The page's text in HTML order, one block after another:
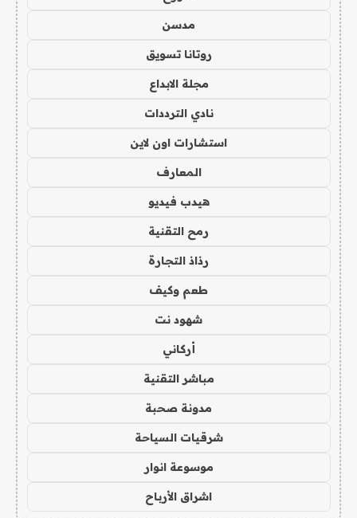
مدسن
روتانا تسويق
مجلة الابداع
نادي الترددات
استشارات اون لاين
المعارف
هيدب فيديو
رمح التقنية
رذاذ التجارة
طعم وكيف
شهود نت
أركاني
مباشر التقنية
مدونة صحبة
شرقيات السياحة
موسوعة انوار
اشراق الأرباح